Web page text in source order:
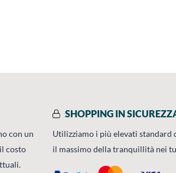
con un
costo
SHOPPING IN
Utilizziamo i più elevati
il massimo della tranquillità nei